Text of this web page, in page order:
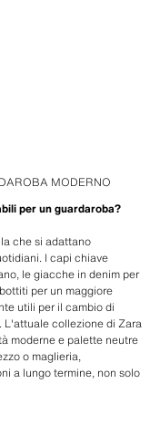
MODERNO
per un guardaroba?
che si adattano
I capi chiave
le giacche in denim per
per un maggiore
utili per il cambio di
L'attuale collezione di Zara
moderne e palette neutre
o maglieria,
a lungo termine, non solo